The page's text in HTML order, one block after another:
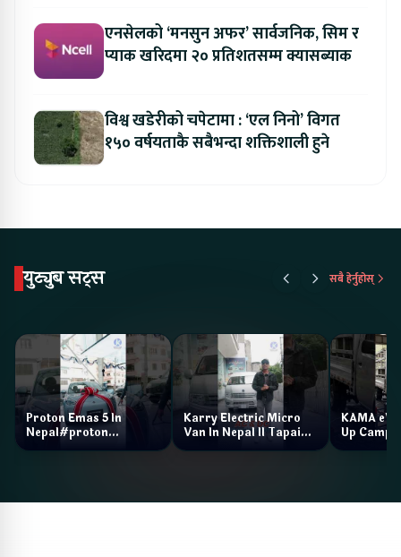
एनसेलको ‘मनसुन अफर’ सार्वजनिक, सिम र
प्याक खरिदमा २० प्रतिशतसम्म क्यासब्याक
विश्व खडेरीको चपेटामा : ‘एल निनो’ विगत
१५० वर्षयताकै सबैभन्दा शक्तिशाली हुने
युट्युब सट्स सबै हेर्नुहोस्
Proton Emas 5 In
Nepal#proton
#protonemas5#protonnepal#evcarnepal
Karry Electric Micro
Van In Nepal II Tapaiko
Bazar II Jankari
KAMA eV
Up Camp